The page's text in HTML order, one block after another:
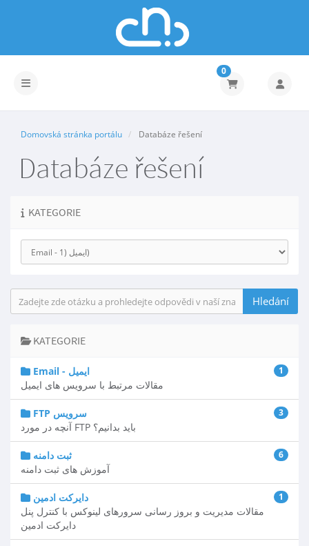
Přepnout navigaci
0
Domovská stránka portálu Databáze řešení
Databáze řešení
KATEGORIE
KATEGORIE
Email - ایمیل 1
مقالات مرتبط با سرویس های ایمیل
FTP سرویس 3
آنچه در مورد FTP باید بدانیم؟
ثبت دامنه 6
آموزش های ثبت دامنه
دایرکت ادمین 1
مقالات مدیریت و بروز رسانی سرورهای لینوکس با کنترل پنل
دایرکت ادمین